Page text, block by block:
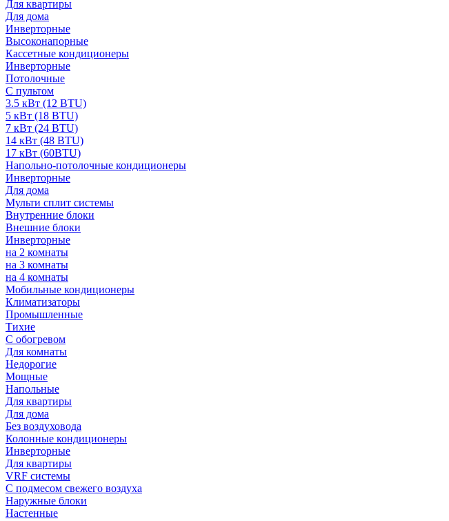
Для квартиры
Для дома
Инверторные
Высоконапорные
Кассетные кондиционеры
Инверторные
Потолочные
С пультом
3.5 кВт (12 BTU)
5 кВт (18 BTU)
7 кВт (24 BTU)
14 кВт (48 BTU)
17 кВт (60BTU)
Напольно-потолочные кондиционеры
Инверторные
Для дома
Мульти сплит системы
Внутренние блоки
Внешние блоки
Инверторные
на 2 комнаты
на 3 комнаты
на 4 комнаты
Мобильные кондиционеры
Климатизаторы
Промышленные
Тихие
С обогревом
Для комнаты
Недорогие
Мощные
Напольные
Для квартиры
Для дома
Без воздуховода
Колонные кондиционеры
Инверторные
Для квартиры
VRF системы
С подмесом свежего воздуха
Наружные блоки
Настенные